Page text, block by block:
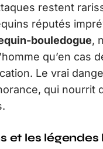
restent
réputés
bouledogue,
qu’en cas
Le vrai
qui nourrit
et les légendes